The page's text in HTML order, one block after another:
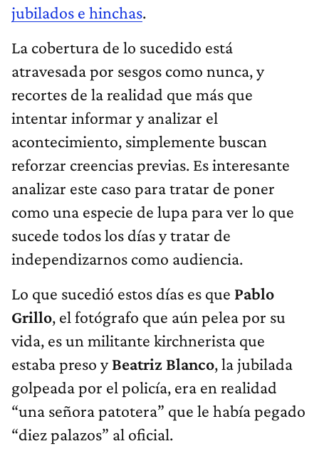
jubilados e hinchas.
La cobertura de lo sucedido está
atravesada por sesgos como nunca, y
recortes de la realidad que más que
intentar informar y analizar el
acontecimiento, simplemente buscan
reforzar creencias previas. Es interesante
analizar este caso para tratar de poner
como una especie de lupa para ver lo que
sucede todos los días y tratar de
independizarnos como audiencia.
Lo que sucedió estos días es que Pablo
Grillo, el fotógrafo que aún pelea por su
vida, es un militante kirchnerista que
estaba preso yBeatriz Blanco, la jubilada
golpeada por el policía, era en realidad
“una señora patotera” que le había pegado
“diez palazos” al oficial.